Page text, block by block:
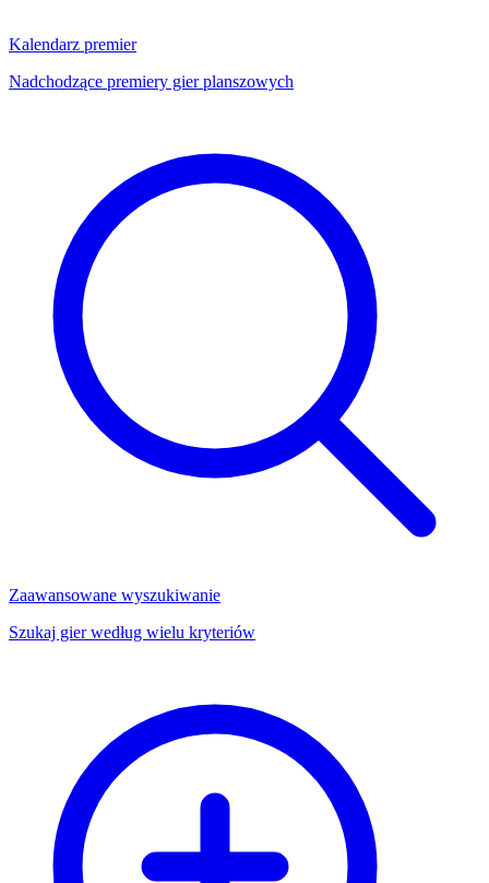
Kalendarz premier
Nadchodzące premiery gier planszowych
Zaawansowane wyszukiwanie
Szukaj gier według wielu kryteriów